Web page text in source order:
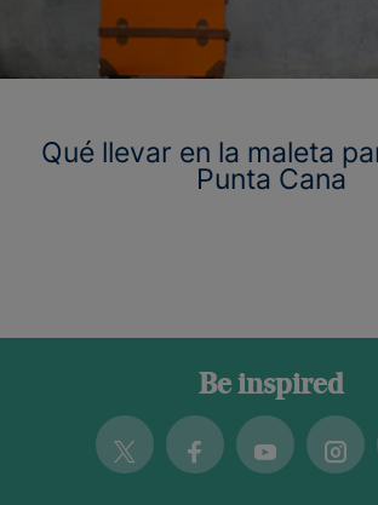
Qué llevar en la maleta
Punta Cana
Be inspired
Twitter FacebookYoutube